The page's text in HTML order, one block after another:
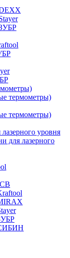
термометры)
термометры)
уровня
для лазерного
СИБИН